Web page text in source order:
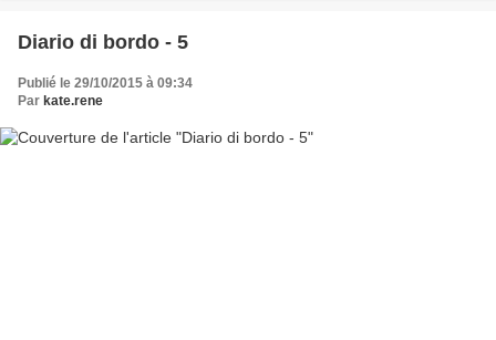
Diario di bordo - 5
Publié le 29/10/2015 à 09:34
Par kate.rene